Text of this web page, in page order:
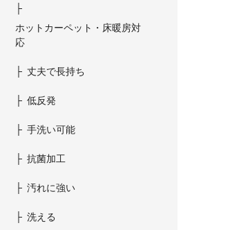
ホットカーペット・床暖房対
応
丈夫で長持ち
低反発
手洗い可能
抗菌加工
汚れに強い
洗える